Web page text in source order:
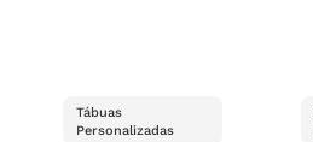
Tábuas
Personalizadas